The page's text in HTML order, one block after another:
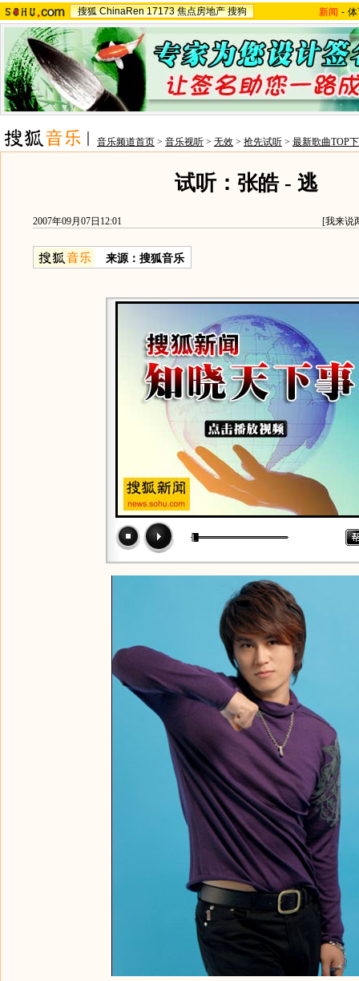
搜狐 ChinaRen 17173 焦点房地产 搜狗 新闻 -
音乐频道首页 > 音乐视听 > 无效 > 抢先试听 > 最新歌曲TOP
试听：张皓 - 逃
2007年09月07日12:01 [我来说
来源：搜狐音乐